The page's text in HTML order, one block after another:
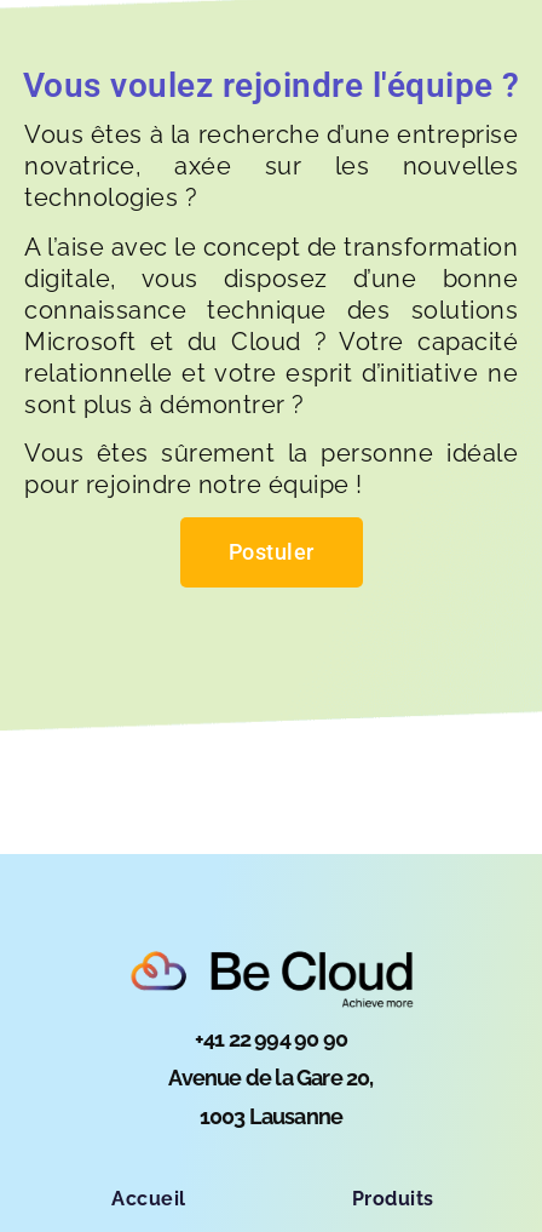
Vous voulez rejoindre l'équipe ?
Vous êtes à la recherche d’une entreprise
novatrice, axée sur les nouvelles
technologies ?
A l’aise avec le concept de transformation
digitale, vous disposez d’une bonne
connaissance technique des solutions
Microsoft et du Cloud ? Votre capacité
relationnelle et votre esprit d’initiative ne
sont plus à démontrer ?
Vous êtes sûrement la personne idéale
pour rejoindre notre équipe !
Postuler
+41 22 994 90 90
Avenue de la Gare 20,
1003 Lausanne
Accueil Produits